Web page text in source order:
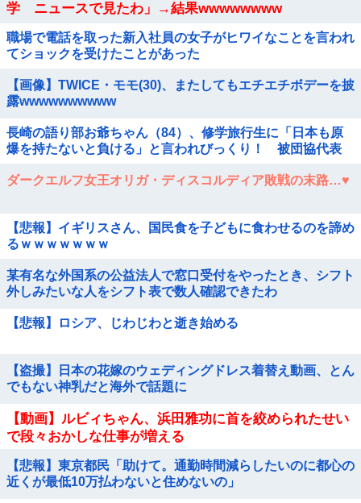
学 ニュースで見たわ」→結果wwwwwwww
職場で電話を取った新入社員の女子がヒワイなことを言われ
てショックを受けたことがあった
【画像】TWICE・モモ(30)、またしてもエチエチボデーを披
露wwwwwwwwww
長崎の語り部お爺ちゃん（84）、修学旅行生に「日本も原
爆を持たないと負ける」と言われびっくり！ 被団協代表
ダークエルフ女王オリガ・ディスコルディア敗戦の末路…♥️
【悲報】イギリスさん、国民食を子どもに食わせるのを諦め
るｗｗｗｗｗｗｗ
某有名な外国系の公益法人で窓口受付をやったとき、シフト
外しみたいな人をシフト表で数人確認できたわ
【悲報】ロシア、じわじわと逝き始める
【盗撮】日本の花嫁のウェディングドレス着替え動画、とん
でもない神乳だと海外で話題に
【動画】ルビィちゃん、浜田雅功に首を絞められたせい
で段々おかしな仕事が増える
【悲報】東京都民「助けて。通勤時間減らしたいのに都心の
近くが最低10万払わないと住めないの」